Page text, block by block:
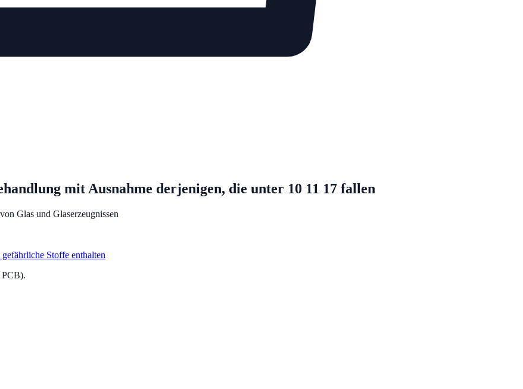
mit Ausnahme derjenigen, die unter 10 11 17 fallen
Glas und Glaserzeugnissen
Stoffe enthalten
PCB).